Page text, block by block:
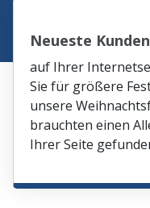
Neueste
auf Ihrer
Sie für größere
unsere
brauchten einen
Ihrer Seite